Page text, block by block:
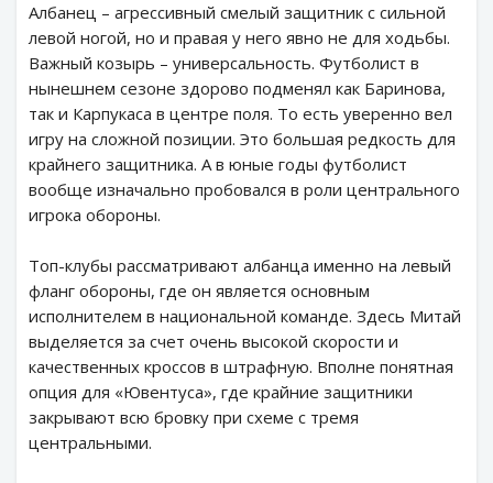
Албанец – агрессивный смелый защитник с сильной
левой ногой, но и правая у него явно не для ходьбы.
Важный козырь – универсальность. Футболист в
нынешнем сезоне здорово подменял как Баринова,
так и Карпукаса в центре поля. То есть уверенно вел
игру на сложной позиции. Это большая редкость для
крайнего защитника. А в юные годы футболист
вообще изначально пробовался в роли центрального
игрока обороны.
Топ-клубы рассматривают албанца именно на левый
фланг обороны, где он является основным
исполнителем в национальной команде. Здесь Митай
выделяется за счет очень высокой скорости и
качественных кроссов в штрафную. Вполне понятная
опция для «Ювентуса», где крайние защитники
закрывают всю бровку при схеме с тремя
центральными.